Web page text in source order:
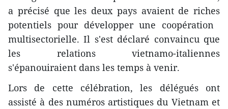
a précisé que les deux pays avaient de riches
potentiels pour développer une coopération ​
multisectorielle. Il s'est déclaré convaincu que
les relations vietnamo-italiennes
s'épanouiraient dans les temps à venir.
Lors de cette célébration, les délégués ont
assisté à des numéros artistiques du Vietnam et